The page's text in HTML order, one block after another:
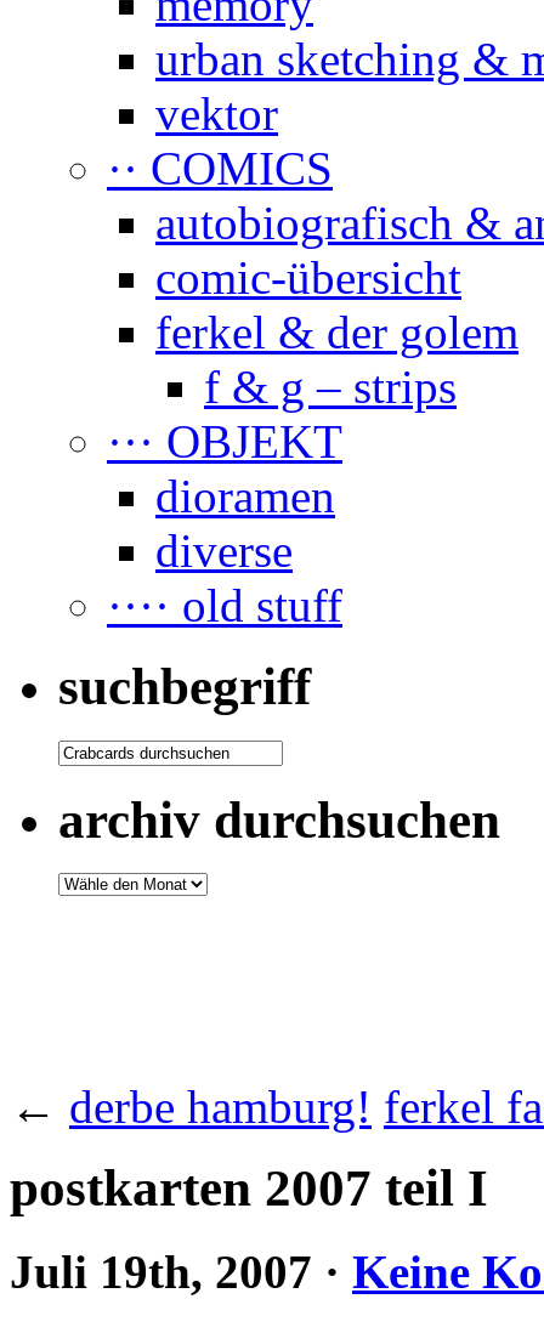
urban sketching &
vektor
·· COMICS
autobiografisch &
comic-übersicht
ferkel & der golem
f & g – strips
··· OBJEKT
dioramen
diverse
···· old stuff
suchbegriff
archiv durchsuchen
← derbe hamburg! ferkel
postkarten 2007 teil I
Juli 19th, 2007 · Keine